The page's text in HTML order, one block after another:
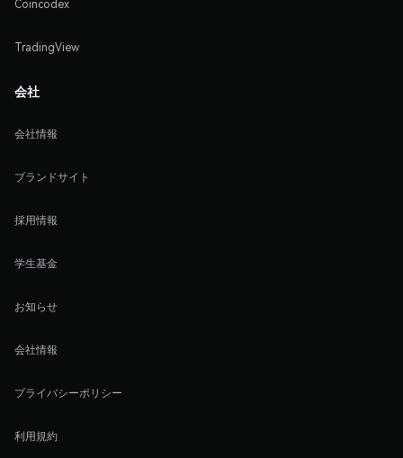
Coincodex
TradingView
会社
会社情報
ブランドサイト
採用情報
学生基金
お知らせ
会社情報
プライバシーポリシー
利用規約